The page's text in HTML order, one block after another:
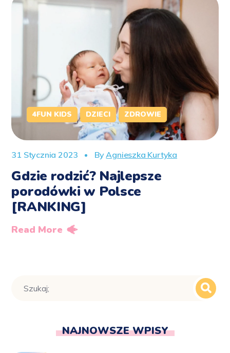
4FUN KIDS DZIECI ZDROWIE
31 Stycznia 2023 ByAgnieszka Kurtyka
Gdzie rodzić? Najlepsze
porodówki w Polsce
[RANKING]
Read More
NAJNOWSZE WPISY